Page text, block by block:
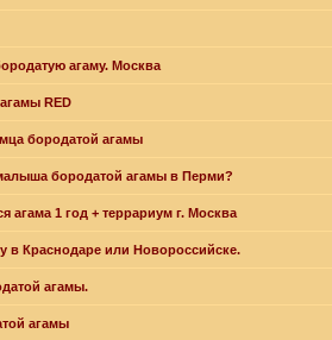
агаму. Москва
RED
бородатой агамы
бородатой агамы в Перми?
1 год + террариум г. Москва
в Краснодаре или Новороссийске.
агамы.
агамы